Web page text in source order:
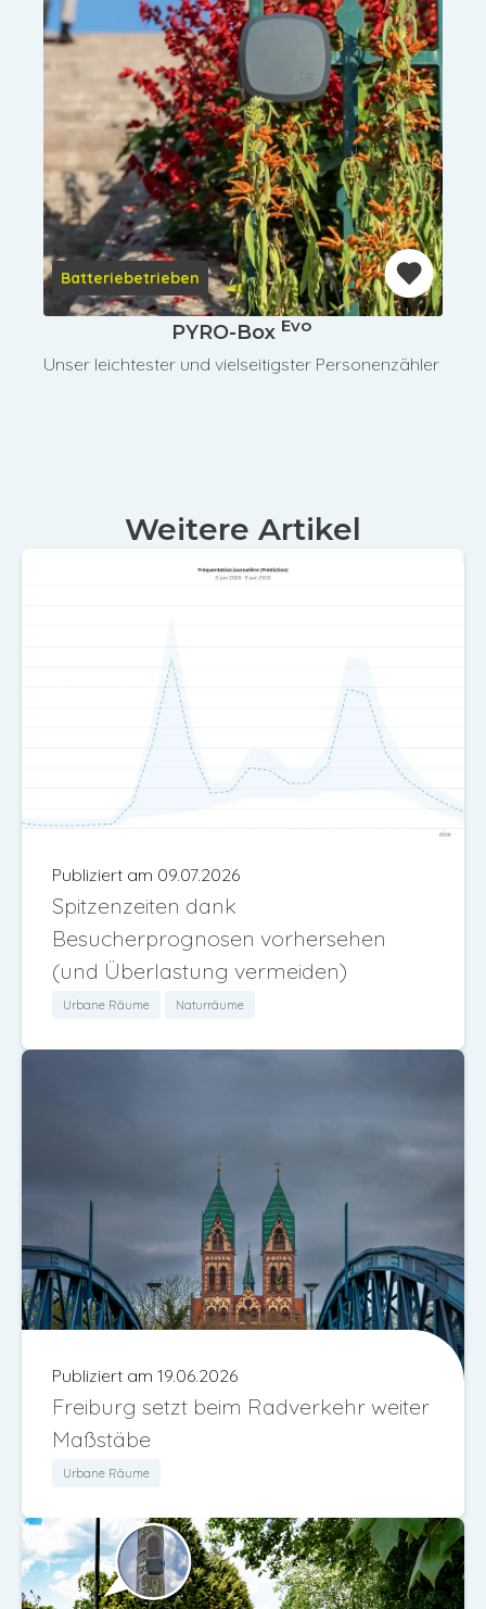
Batteriebetrieben
PYRO-Box Evo
Unser leichtester und vielseitigster Personenzähler
Weitere Artikel
Publiziert am 09.07.2026
Spitzenzeiten dank
Besucherprognosen vorhersehen
(und Überlastung vermeiden)
Urbane Räume Naturräume
Publiziert am 19.06.2026
Freiburg setzt beim Radverkehr weiter
Maßstäbe
Urbane Räume